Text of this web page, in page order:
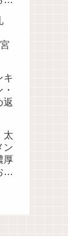
キ
返
太
ン
厚
取